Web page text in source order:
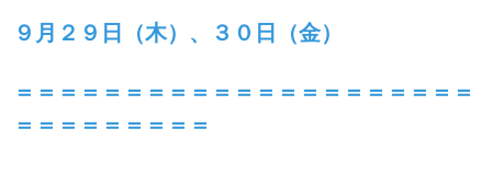
９月２９日（木）、３０日（金）
＝＝＝＝＝＝＝＝＝＝＝＝＝＝＝＝＝＝＝＝＝
＝＝＝＝＝＝＝＝＝